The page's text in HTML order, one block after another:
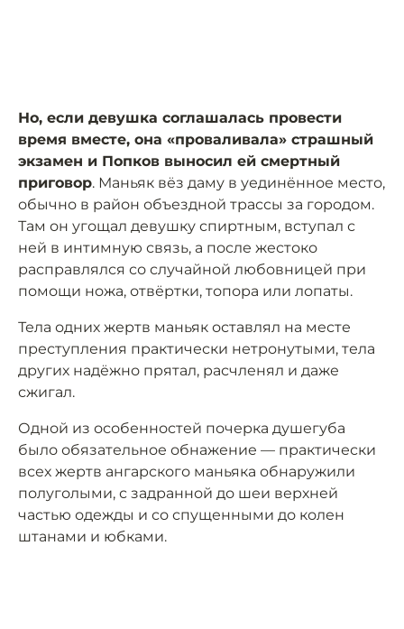
Но, если девушка соглашалась провести
время вместе, она «проваливала» страшный
экзамен и Попков выносил ей смертный
приговор. Маньяк вёз даму в уединённое место,
обычно в район объездной трассы за городом.
Там он угощал девушку спиртным, вступал с
ней в интимную связь, а после жестоко
расправлялся со случайной любовницей при
помощи ножа, отвёртки, топора или лопаты.
Тела одних жертв маньяк оставлял на месте
преступления практически нетронутыми, тела
других надёжно прятал, расчленял и даже
сжигал.
Одной из особенностей почерка душегуба
было обязательное обнажение — практически
всех жертв ангарского маньяка обнаружили
полуголыми, с задранной до шеи верхней
частью одежды и со спущенными до колен
штанами и юбками.